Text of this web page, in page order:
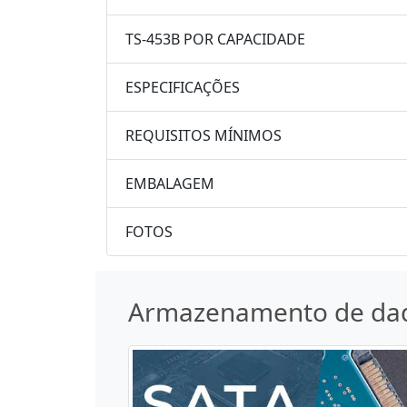
TS-453B POR CAPACIDADE
ESPECIFICAÇÕES
REQUISITOS MÍNIMOS
EMBALAGEM
FOTOS
Armazenamento de